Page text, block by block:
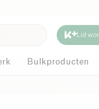
Lid
Bulkproducten